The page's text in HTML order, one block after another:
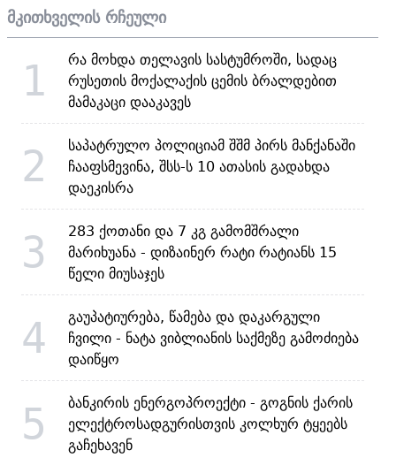
მკითხველის რჩეული
1
რა მოხდა თელავის სასტუმროში, სადაც
რუსეთის მოქალაქის ცემის ბრალდებით
მამაკაცი დააკავეს
2
საპატრულო პოლიციამ შშმ პირს მანქანაში
ჩააფსმევინა, შსს-ს 10 ათასის გადახდა
დაეკისრა
3
283 ქოთანი და 7 კგ გამომშრალი
მარიხუანა - დიზაინერ რატი რატიანს 15
წელი მიუსაჯეს
4
გაუპატიურება, წამება და დაკარგული
ჩვილი - ნატა ვიბლიანის საქმეზე გამოძიება
დაიწყო
5
ბანკირის ენერგოპროექტი - გოგნის ქარის
ელექტროსადგურისთვის კოლხურ ტყეებს
გაჩეხავენ